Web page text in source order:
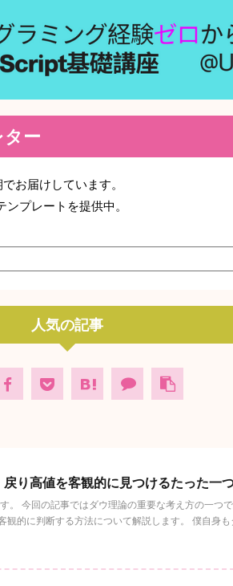
ター
お届けしています。
プレートを提供中。
人気の記事
戻り高値を客観的に見つけるたった一
。 今回の記事ではダウ理論の重要な考え方の一つ
観的に判断する方法について解説します。 僕自身